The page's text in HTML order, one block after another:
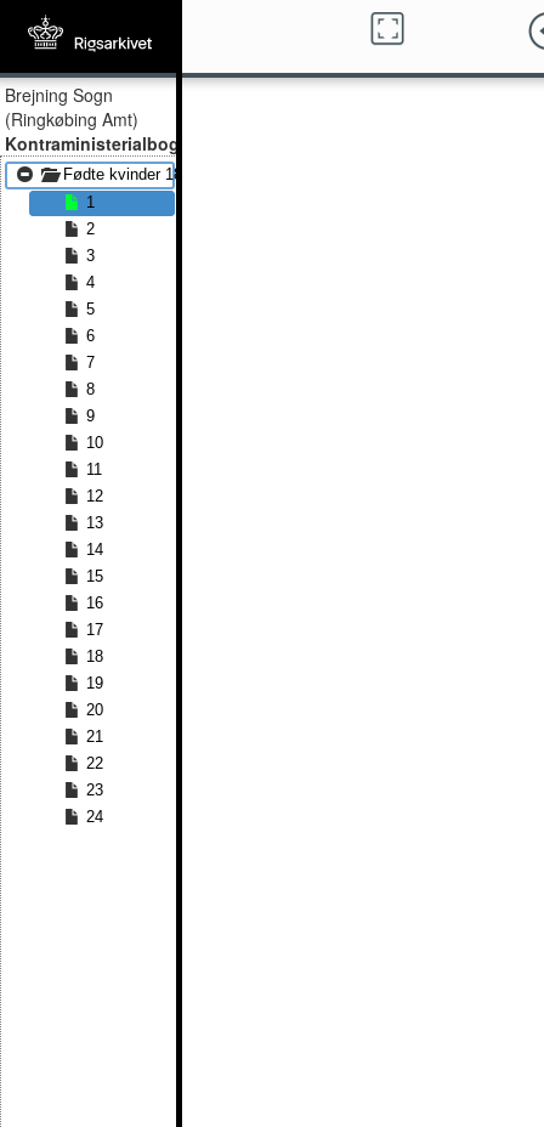
Brejning Sogn
(Ringkøbing Amt)
Kontraministerialbog
Fødte kvinder 1834 - Fødte kvinder 1850
1
2
3
4
5
6
7
8
9
10
11
12
13
14
15
16
17
18
19
20
21
22
23
24